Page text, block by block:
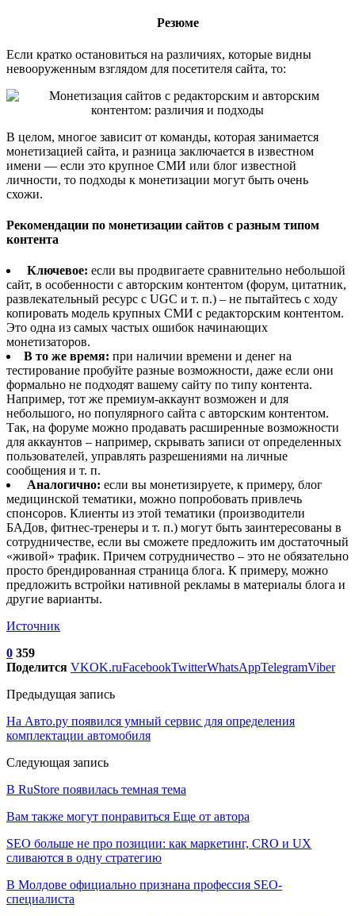
Резюме
Если кратко остановиться на различиях, которые видны
невооруженным взглядом для посетителя сайта, то:
В целом, многое зависит от команды, которая занимается
монетизацией сайта, и разница заключается в известном
имени — если это крупное СМИ или блог известной
личности, то подходы к монетизации могут быть очень
схожи.
Рекомендации по монетизации сайтов с разным типом
контента
Ключевое: если вы продвигаете сравнительно небольшой
сайт, в особенности с авторским контентом (форум, цитатник,
развлекательный ресурс с UGC и т. п.) – не пытайтесь с ходу
копировать модель крупных СМИ с редакторским контентом.
Это одна из самых частых ошибок начинающих
монетизаторов.
В то же время: при наличии времени и денег на
тестирование пробуйте разные возможности, даже если они
формально не подходят вашему сайту по типу контента.
Например, тот же премиум-аккаунт возможен и для
небольшого, но популярного сайта с авторским контентом.
Так, на форуме можно продавать расширенные возможности
для аккаунтов – например, скрывать записи от определенных
пользователей, управлять разрешениями на личные
сообщения и т. п.
Аналогично: если вы монетизируете, к примеру, блог
медицинской тематики, можно попробовать привлечь
спонсоров. Клиенты из этой тематики (производители
БАДов, фитнес-тренеры и т. п.) могут быть заинтересованы в
сотрудничестве, если вы сможете предложить им достаточный
«живой» трафик. Причем сотрудничество – это не обязательно
просто брендированная страница блога. К примеру, можно
предложить встройки нативной рекламы в материалы блога и
другие варианты.
Источник
0 359
Поделится VKOK.ruFacebookTwitterWhatsAppTelegramViber
Предыдущая запись
На Авто.ру появился умный сервис для определения
комплектации автомобиля
Следующая запись
В RuStore появилась темная тема
Вам также могут понравиться Еще от автора
SEO больше не про позиции: как маркетинг, CRO и UX
сливаются в одну стратегию
В Молдове официально признана профессия SEO-
специалиста